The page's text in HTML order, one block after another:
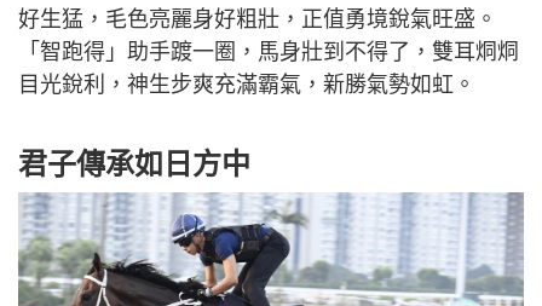
好生猛，毛色亮麗身好粗壯，正值勇境銳氣旺盛。
「智跑得」助手踱一圈，馬身壯到不得了，雙耳烔烔
目光銳利，神生步爽充滿霸氣，新勝氣勢如虹。
君子傳承如日方中